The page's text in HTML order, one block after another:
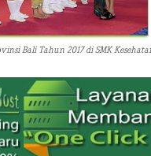
Bali Tahun 2017 di SMK